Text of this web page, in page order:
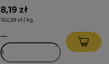
8,19 zł
102,38 zł / kg